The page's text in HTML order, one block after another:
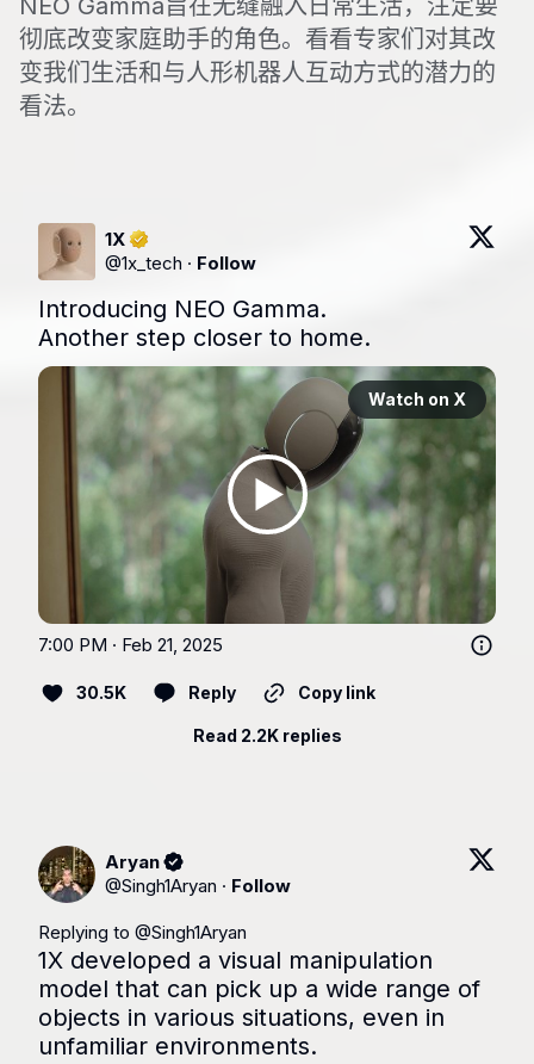
彻底改变家庭助手的角色。看看专家们对其改
变我们生活和与人形机器人互动方式的潜力的
看法。
1X
@1x_tech · Follow
Introducing NEO Gamma.
Another step closer to home.
Watch on X
7:00 PM · Feb 21, 2025
30.5K Reply Copy link
Read 2.2K replies
Aryan
@Singh1Aryan · Follow
Replying to @Singh1Aryan
1X developed a visual manipulation
model that can pick up a wide range of
objects in various situations, even in
unfamiliar environments.